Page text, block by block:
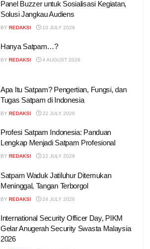
Panel Buzzer untuk Sosialisasi Kegiatan,
Solusi Jangkau Audiens
BY REDAKSI 10 JULY 2026
Hanya Satpam…?
BY REDAKSI 4 AUGUST 2026
Apa Itu Satpam? Pengertian, Fungsi, dan
Tugas Satpam di Indonesia
BY REDAKSI 22 JULY 2026
Profesi Satpam Indonesia: Panduan
Lengkap Menjadi Satpam Profesional
BY REDAKSI 22 JULY 2026
Satpam Waduk Jatiluhur Ditemukan
Meninggal, Tangan Terborgol
BY REDAKSI 24 JULY 2026
International Security Officer Day, PIKM
Gelar Anugerah Security Swasta Malaysia
2026